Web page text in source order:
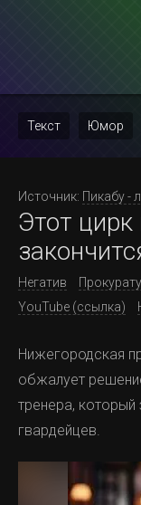
Текст Юмор
Повтор
Источник: Пикабу -
Этот цирк
Негатив
YouTube (ссылка)
Нижегородская
обжалует
тренера,
гвардейцев.